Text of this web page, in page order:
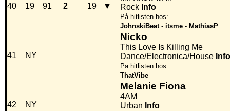
40 19 91 2 19 ▼
Rock Info
På hitlisten hos:
JohnskiBeat- itsme - MathiasP
41 NY
Nicko
This Love Is Killing Me
Dance/Electronica/House Info
På hitlisten hos:
ThatVibe
42 NY
Melanie Fiona
4AM
Urban Info